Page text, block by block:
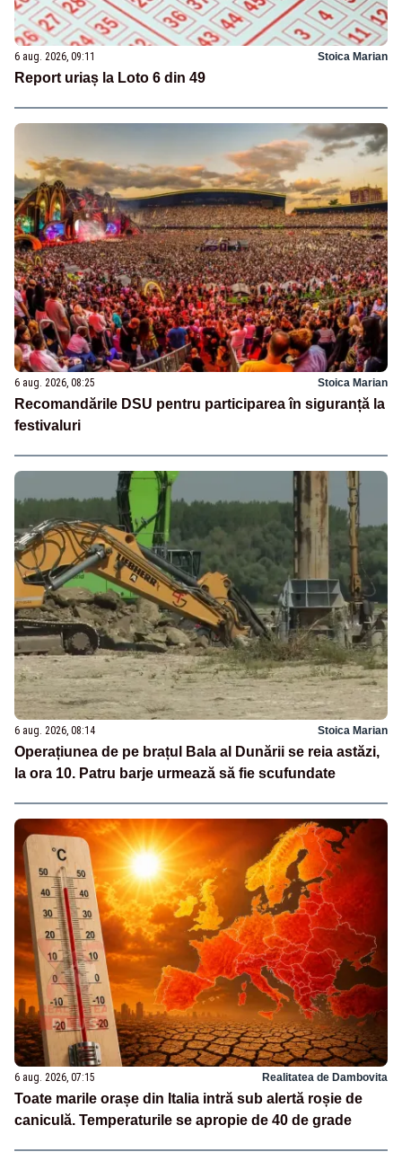
6 aug. 2026, 09:11 Stoica Marian
Report uriaș la Loto 6 din 49
6 aug. 2026, 08:25 Stoica Marian
Recomandările DSU pentru participarea în siguranță la
festivaluri
6 aug. 2026, 08:14 Stoica Marian
Operațiunea de pe brațul Bala al Dunării se reia astăzi,
la ora 10. Patru barje urmează să fie scufundate
6 aug. 2026, 07:15 Realitatea de Dambovita
Toate marile orașe din Italia intră sub alertă roșie de
caniculă. Temperaturile se apropie de 40 de grade